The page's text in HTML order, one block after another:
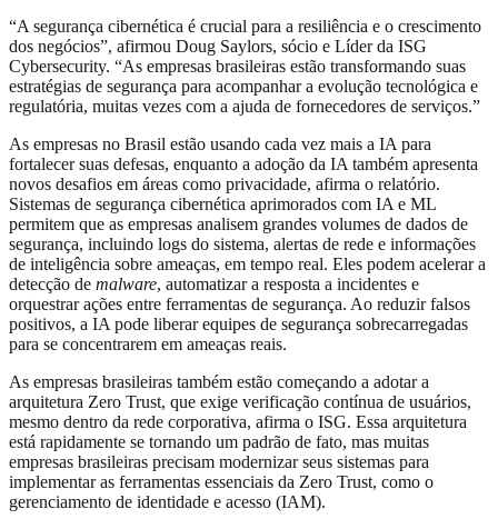
“A segurança cibernética é crucial para a resiliência e o crescimento
dos negócios”, afirmou Doug Saylors, sócio e Líder da ISG
Cybersecurity. “As empresas brasileiras estão transformando suas
estratégias de segurança para acompanhar a evolução tecnológica e
regulatória, muitas vezes com a ajuda de fornecedores de serviços.”
As empresas no Brasil estão usando cada vez mais a IA para
fortalecer suas defesas, enquanto a adoção da IA também apresenta
novos desafios em áreas como privacidade, afirma o relatório.
Sistemas de segurança cibernética aprimorados com IA e ML
permitem que as empresas analisem grandes volumes de dados de
segurança, incluindo logs do sistema, alertas de rede e informações
de inteligência sobre ameaças, em tempo real. Eles podem acelerar a
detecção de malware, automatizar a resposta a incidentes e
orquestrar ações entre ferramentas de segurança. Ao reduzir falsos
positivos, a IA pode liberar equipes de segurança sobrecarregadas
para se concentrarem em ameaças reais.
As empresas brasileiras também estão começando a adotar a
arquitetura Zero Trust, que exige verificação contínua de usuários,
mesmo dentro da rede corporativa, afirma o ISG. Essa arquitetura
está rapidamente se tornando um padrão de fato, mas muitas
empresas brasileiras precisam modernizar seus sistemas para
implementar as ferramentas essenciais da Zero Trust, como o
gerenciamento de identidade e acesso (IAM).